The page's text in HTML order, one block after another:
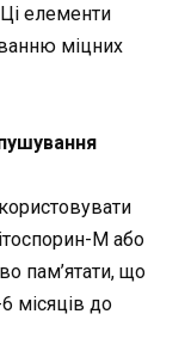
елементи
міцних
М або
пам’ятати, що
місяців до